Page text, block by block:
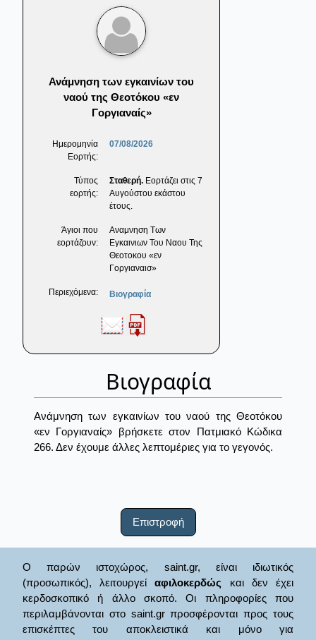
Ανάμνηση των εγκαινίων του
ναού της Θεοτόκου «εν
Γοργιαναίς»
Ημερομηνία
Εορτής:
07/08/2026
Τύπος
εορτής:
Σταθερή. Εορτάζει στις 7
Αυγούστου εκάστου
έτους.
Άγιοι που
εορτάζουν:
Αναμνηση Των
Εγκαινιων Του Ναου Της
Θεοτοκου «εν
Γοργιαναισ»
Περιεχόμενα: Βιογραφία
Βιογραφία
Ανάμνηση των εγκαινίων του ναού της Θεοτόκου
«εν Γοργιαναίς» βρήσκετε στον Πατμιακό Κώδικα
266. Δεν έχουμε άλλες λεπτομέριες για το γεγονός.
Επιστροφή
Ο παρών ιστοχώρος, saint.gr, είναι ιδιωτικός
(προσωπικός), λειτουργείαφιλοκερδώς και δεν έχει
κερδοσκοπικό ή άλλο σκοπό. Οι πληροφορίες που
περιλαμβάνονται στο saint.gr προσφέρονται προς τους
επισκέπτες του αποκλειστικά και μόνο για